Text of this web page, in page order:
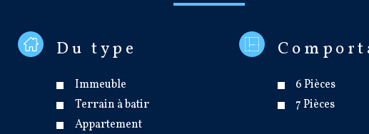
Du type
Immeuble
Terrain à batir
Appartement
6 Pièces
7 Pièces